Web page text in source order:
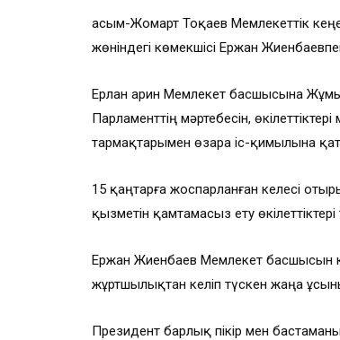
Қасым-Жомарт Тоқаев Мемлекеттік
жөніндегі көмекшісі Ержан
Ерлан Қарин Мемлекет басшысына
Парламенттің мәртебесін,
тармақтарымен өзара іс-қимылына
15 қаңтарға жоспарланған келесі
қызметін қамтамасыз ету
Ержан Жиенбаев Мемлекет басшысын
жұртшылықтан келіп түскен жаңа
Президент барлық пікір мен